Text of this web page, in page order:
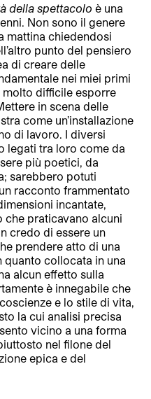
della spettacolo è una
Non sono il genere
mattina chiedendosi
punto del pensiero
di creare delle
nei miei primi
molto difficile esporre
in scena delle
come un’installazione
di lavoro. I diversi
legati tra loro come da
più poetici, da
sarebbero potuti
racconto frammentato
incantate,
che praticavano alcuni
credo di essere un
prendere atto di una
quanto collocata in una
alcun effetto sulla
è innegabile che
e lo stile di vita,
la cui analisi precisa
vicino a una forma
nel filone del
epica e del